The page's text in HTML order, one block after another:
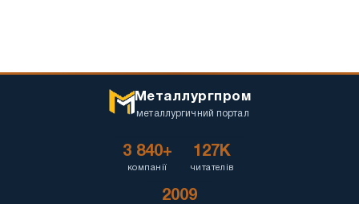
Металлургпром
металлургичний портал
3 840+
компанії
127K
читателів
2009